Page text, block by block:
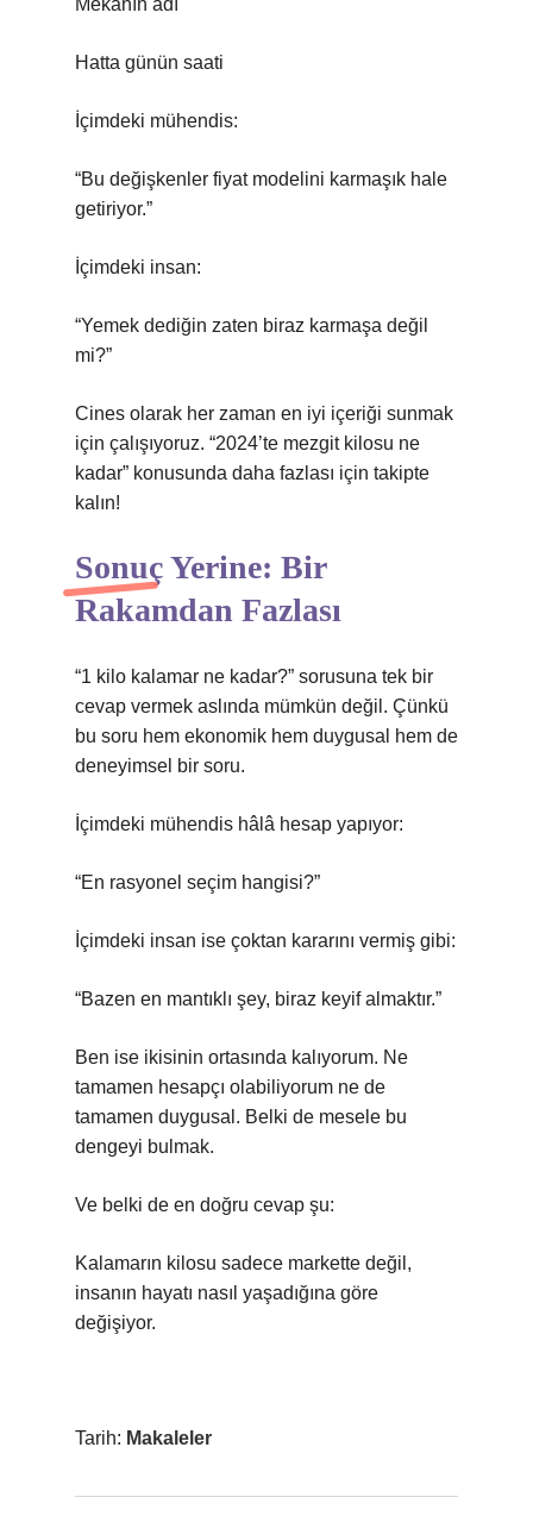
Mekânın adı
Hatta günün saati
İçimdeki mühendis:
“Bu değişkenler fiyat modelini karmaşık hale
getiriyor.”
İçimdeki insan:
“Yemek dediğin zaten biraz karmaşa değil
mi?”
Cines olarak her zaman en iyi içeriği sunmak
için çalışıyoruz. “2024’te mezgit kilosu ne
kadar” konusunda daha fazlası için takipte
kalın!
Sonuç Yerine: Bir
Rakamdan Fazlası
“1 kilo kalamar ne kadar?” sorusuna tek bir
cevap vermek aslında mümkün değil. Çünkü
bu soru hem ekonomik hem duygusal hem de
deneyimsel bir soru.
İçimdeki mühendis hâlâ hesap yapıyor:
“En rasyonel seçim hangisi?”
İçimdeki insan ise çoktan kararını vermiş gibi:
“Bazen en mantıklı şey, biraz keyif almaktır.”
Ben ise ikisinin ortasında kalıyorum. Ne
tamamen hesapçı olabiliyorum ne de
tamamen duygusal. Belki de mesele bu
dengeyi bulmak.
Ve belki de en doğru cevap şu:
Kalamarın kilosu sadece markette değil,
insanın hayatı nasıl yaşadığına göre
değişiyor.
Tarih: Makaleler